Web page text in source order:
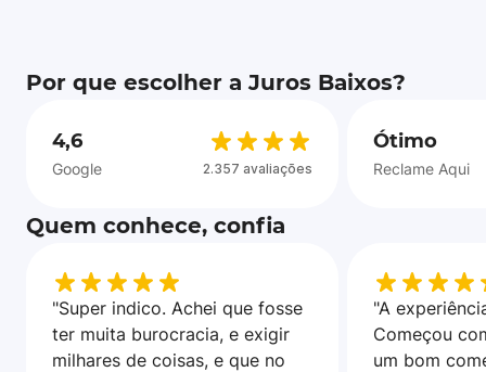
Por que escolher a Juros Baixos?
4,6
Google 2.357 avaliações
Ótimo
Reclame Aqui
Quem conhece, confia
"Super indico. Achei que fosse
ter muita burocracia, e exigir
milhares de coisas, e que no
"A
Começou
um bom